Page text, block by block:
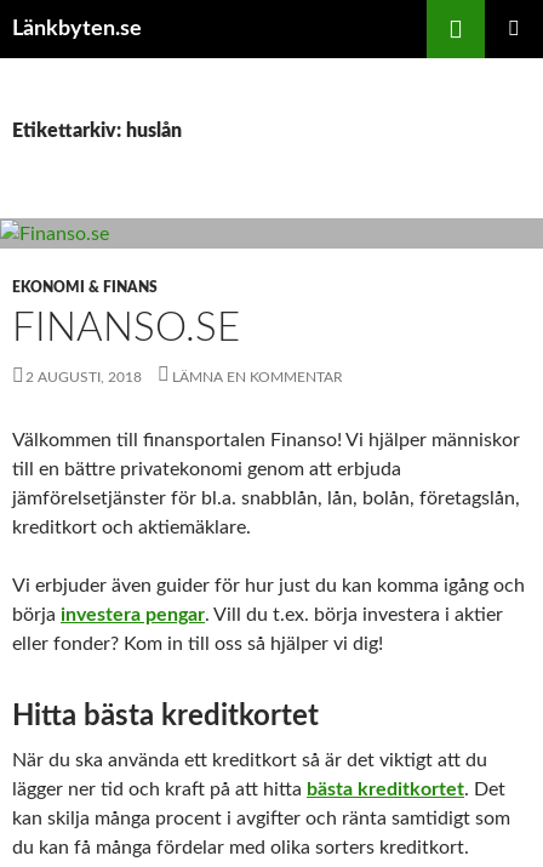
Länkbyten.se
Etikettarkiv: huslån
EKONOMI & FINANS
FINANSO.SE
2 AUGUSTI, 2018 LÄMNA EN KOMMENTAR
Välkommen till finansportalen Finanso! Vi hjälper människor
till en bättre privatekonomi genom att erbjuda
jämförelsetjänster för bl.a. snabblån, lån, bolån, företagslån,
kreditkort och aktiemäklare.
Vi erbjuder även guider för hur just du kan komma igång och
börja investera pengar. Vill du t.ex. börja investera i aktier
eller fonder? Kom in till oss så hjälper vi dig!
Hitta bästa kreditkortet
När du ska använda ett kreditkort så är det viktigt att du
lägger ner tid och kraft på att hitta bästa kreditkortet. Det
kan skilja många procent i avgifter och ränta samtidigt som
du kan få många fördelar med olika sorters kreditkort.